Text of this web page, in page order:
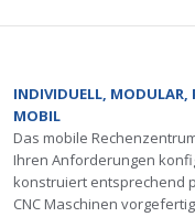
INDIVIDUELL, MODULAR,
MOBIL
Das mobile
Ihren Anforderungen
konstruiert entsprechend
CNC Maschinen